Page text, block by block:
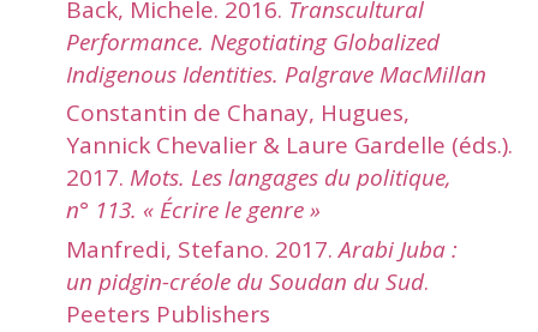
Back, Michele. 2016. Transcultural
Performance. Negotiating Globalized
Indigenous Identities. Palgrave MacMillan
Constantin de Chanay, Hugues,
Yannick Chevalier & Laure Gardelle (éds.).
2017. Mots. Les langages dupolitique,
n° 113. « Écrire le genre »
Manfredi, Stefano. 2017.Arabi Juba :
un pidgin-créole duSoudan duSud.
Peeters Publishers